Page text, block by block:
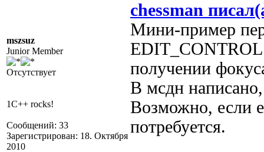
mszsuz
Junior Member
Отсутствует
1C++ rocks!
Сообщений: 33
Зарегистрирован: 18. Октября
2010
chessman
Мини-пример
EDIT_CONTROL
получении
В мсдн
Возможно, если
потребуется.